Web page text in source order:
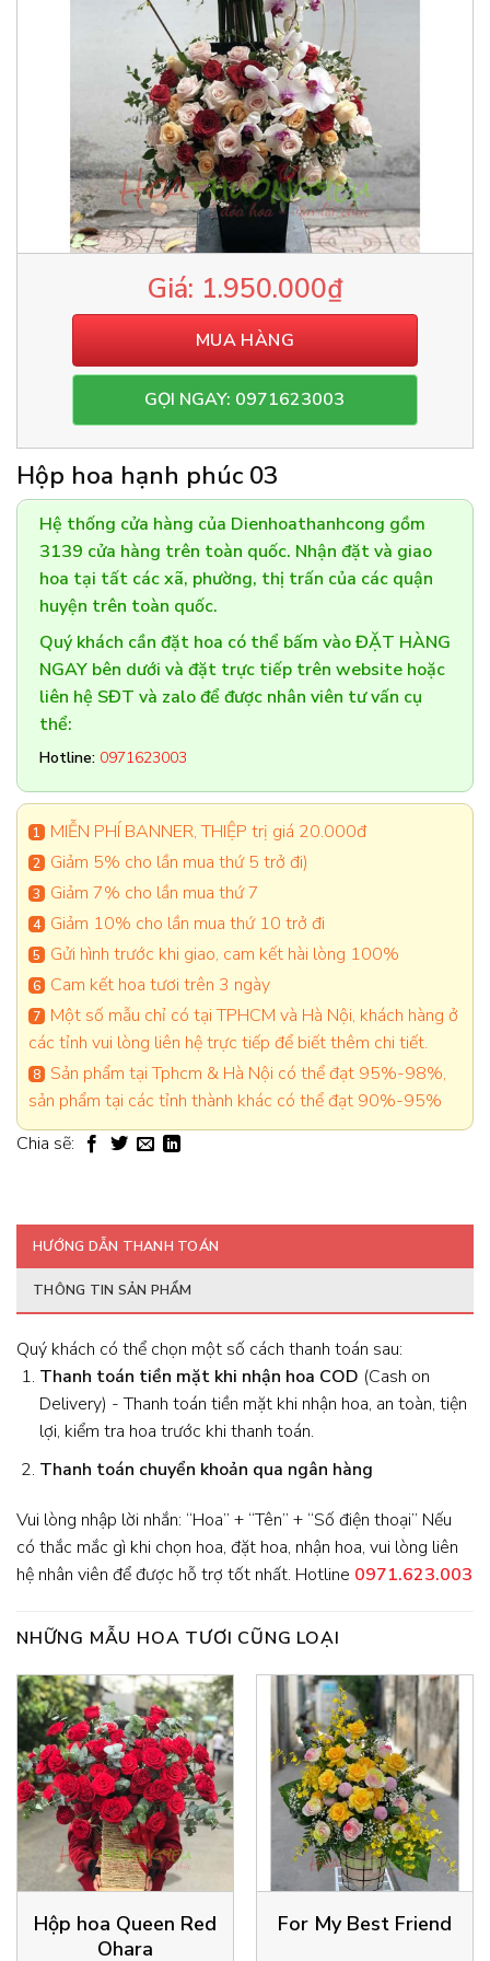
1.950.000₫
MUA HÀNG
GỌI NGAY: 0971623003
Hộp hoa hạnh phúc 03
Hệ thống cửa hàng của Dienhoathanhcong gồm
3139 cửa hàng trên toàn quốc. Nhận đặt và giao
hoa tại tất các xã, phường, thị trấn của các quận
huyện trên toàn quốc.
Quý khách cần đặt hoa có thể bấm vào ĐẶT HÀNG
NGAY bên dưới và đặt trực tiếp trên website hoặc
liên hệ SĐT và zalo để được nhân viên tư vấn cụ
thể:
Hotline: 0971623003
MIỄN PHÍ BANNER, THIỆP trị giá 20.000đ
Giảm 5% cho lần mua thứ 5 trở đi)
Giảm 7% cho lần mua thứ 7
Giảm 10% cho lần mua thứ 10 trở đi
Gửi hình trước khi giao, cam kết hài lòng 100%
Cam kết hoa tươi trên 3 ngày
Một số mẫu chỉ có tại TPHCM và Hà Nội, khách hàng ở
các tỉnh vui lòng liên hệ trực tiếp để biết thêm chi tiết.
Sản phẩm tại Tphcm & Hà Nội có thể đạt 95%-98%,
sản phẩm tại các tỉnh thành khác có thể đạt 90%-95%
Chia sẽ:
HƯỚNG DẪN THANH TOÁN
THÔNG TIN SẢN PHẨM
Quý khách có thể chọn một số cách thanh toán sau:
Thanh toán tiền mặt khi nhận hoa COD (Cash on
Delivery) - Thanh toán tiền mặt khi nhận hoa, an toàn, tiện
lợi, kiểm tra hoa trước khi thanh toán.
Thanh toán chuyển khoản qua ngân hàng
Vui lòng nhập lời nhắn: “Hoa” + “Tên” + “Số điện thoại” Nếu
có thắc mắc gì khi chọn hoa, đặt hoa, nhận hoa, vui lòng liên
hệ nhân viên để được hỗ trợ tốt nhất. Hotline 0971.623.003
NHỮNG MẪU HOA TƯƠI CŨNG LOẠI
Hộp hoa Queen Red
Ohara
For My Best Friend